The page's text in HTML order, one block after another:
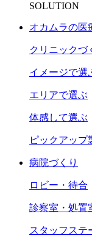
SOLUTION
オカムラの医
クリニックづ
イメージで選
エリアで選ぶ
体感して選ぶ
ピックアップ
病院づくり
ロビー・待合
診察室・処置
スタッフステ